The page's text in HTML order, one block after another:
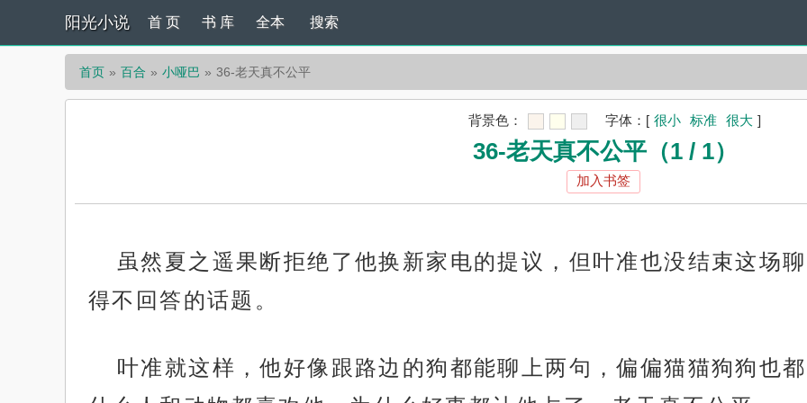
阳光小说 首 页 书 库 全本 搜索
首页 百合 小哑巴 36-老天真不公平
背景色： 字体： [ 很小 标准 很大 ]
36-老天真不公平（1 / 1）
加入书签
虽然夏之遥果断拒绝了他换新家电的提议，但叶准也没结束这场
得不回答的话题。
叶准就这样，他好像跟路边的狗都能聊上两句，偏偏猫猫狗狗也